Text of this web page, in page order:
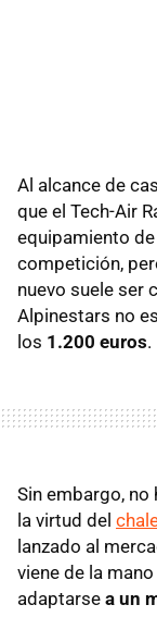
Al alcance de
que el Tech-Air
equipamiento
competición,
nuevo suele ser
Alpinestars no
los 1.200 euros.
Sin embargo, no
la virtud del
lanzado al
viene de la
adaptarse a un